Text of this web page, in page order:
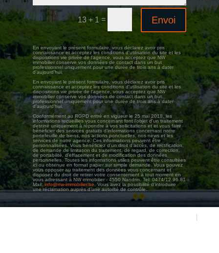
13 + 1 = Envoi
En envoyant le présent formulaire, vous déclarez avoir pris
connaissance et acceptez les conditions d'utilisation du site et les
dispositions vie privée de l'agence, vous acceptez que NW
immobilier conserve vos données de contact dans un but
professionnel uniquement pour une durée de trois ans à dater
d’aujourd’hui.
En envoyant le présent formulaire, vous déclarez avoir pris
connaissance et acceptez les conditions d'utilisation du site et les
dispositions vie privée de l'agence, vous acceptez que NW
immobilier conserve vos données de contact dans un but
professionnel uniquement pour une durée de trois ans à dater
d’aujourd’hui.
Conformément au RGPD entré en vigueur le 25 mai 2018, les
informations recueillies vous concernant font l’objet d’un traitement
destiné uniquement à répondre à vos sollicitations et et vous faire
bénéficier des services gratuits d'informations concernant notre
portefeuille de biens, nos actions ponctuelles, nos news et les
services de notre agence. Ces informations peuvent être
personnalisées. Vous bénéficiez d’un droit d’accès, de rectification,
de demande de limitation du traitement, de regard, de correction,
de portabilité, d’effacement et de modification des données
personnelles. Toutes les informations utiles peuvent être consultées
ici ou obtenue en format papier sur simple demande. Vous pouvez
vous opposer au traitement des données vous concernant et
disposez du droit de retirer votre consentement à tout moment en
vous adressant à NW immobilier - 4550 Nandrin. Tel: 0474/12.96.81
Mail:info@nw-immobilier.be . Vous avez la possibilité d’introduire
une réclamation auprès d’une autorité de contrôle.